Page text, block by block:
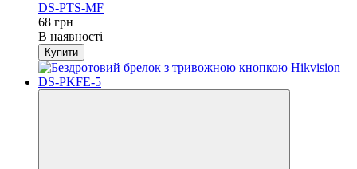
DS-PTS-MF
68 грн
В наявності
Купити